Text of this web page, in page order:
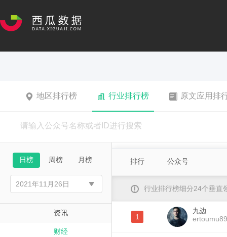
地区排行榜 行业排行榜 原文应用排
日榜 周榜 月榜
资讯
财经
排行 公众号
行业排行榜细分24个垂直
1
九边